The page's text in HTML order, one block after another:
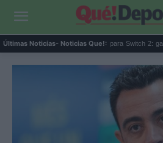
Últimas Noticias- Noticias Que!:
sorpresa de Minecraft para Switch 2: gameplay...